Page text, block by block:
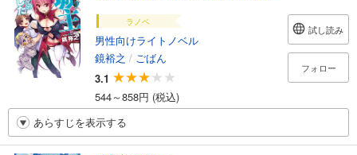
ラノベ
男性向けライトノベル
鏡裕之 / ごばん
3.1
544～858円 (税込)
試し読み
フォロー
あらすじを表示する